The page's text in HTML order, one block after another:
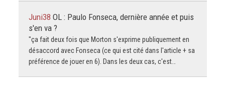
Juni38 OL : Paulo Fonseca, dernière année et puis
s'en va ?
"ça fait deux fois que Morton s'exprime publiquement en
désaccord avec Fonseca (ce qui est cité dans l'article + sa
préférence de jouer en 6). Dans les deux cas, c'est…